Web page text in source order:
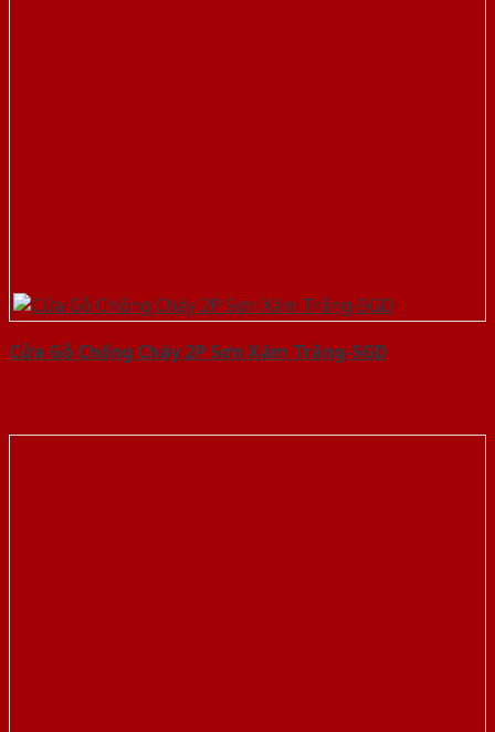
Cửa Gỗ Chống Cháy 2P Sơn Xám Trắng-SGD